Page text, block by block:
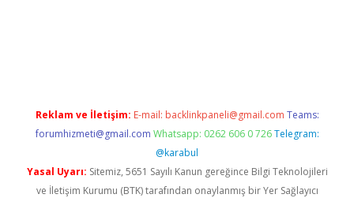
Reklam ve İletişim: E-mail: backlinkpaneli@gmail.com Teams:
forumhizmeti@gmail.com Whatsapp: 0262 606 0 726 Telegram:
@karabul
Yasal Uyarı: Sitemiz, 5651 Sayılı Kanun gereğince Bilgi Teknolojileri
ve İletişim Kurumu (BTK) tarafından onaylanmış bir Yer Sağlayıcı